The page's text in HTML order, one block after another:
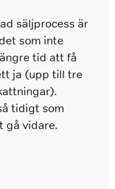
säljprocess är
som inte
tid att få
ja (upp till tre
tidigt som
gå vidare.